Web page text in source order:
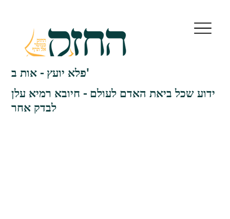
פלא יועץ - אות ב'
ידוע שכל ביאת האדם לעולם - חיובא רמיא עלן
לבדק אחר